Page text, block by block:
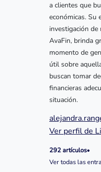
a clientes que
económicas. Su
investigación de
AvaFin, brinda
momento de
útil sobre
buscan tomar
financieras
situación.
Ver perfil de
292 artículos•
Ver todas las